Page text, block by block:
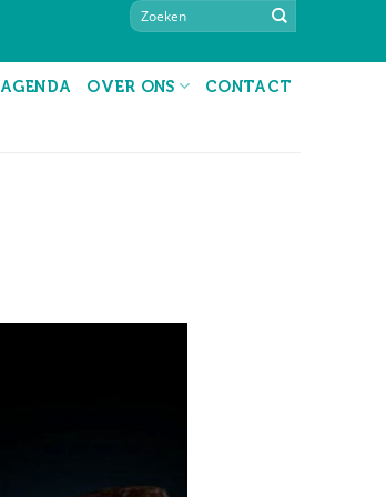
AGENDA OVER ONS CONTACT